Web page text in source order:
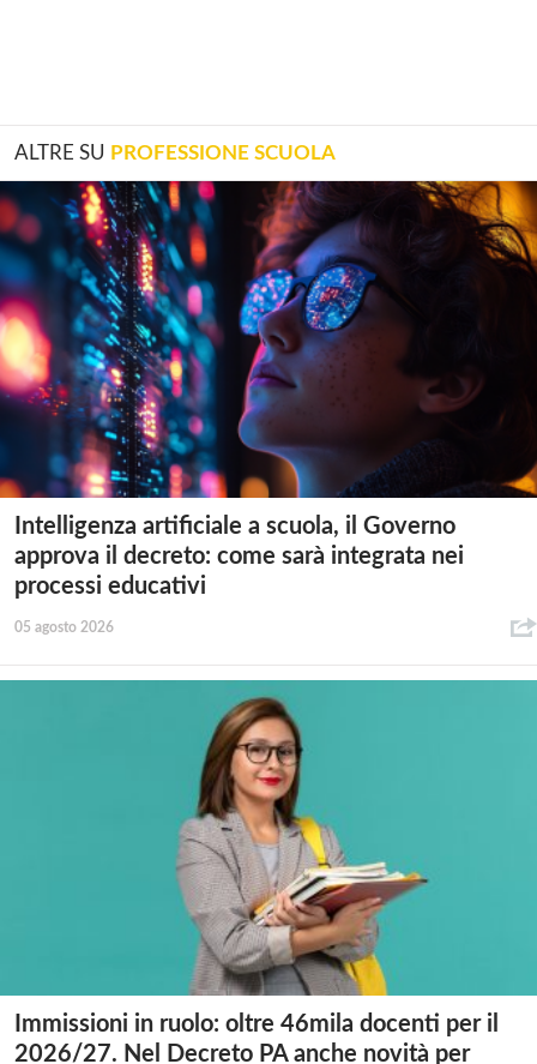
ALTRE SU PROFESSIONE SCUOLA
Intelligenza artificiale a scuola, il Governo
approva il decreto: come sarà integrata nei
processi educativi
05 agosto 2026
Immissioni in ruolo: oltre 46mila docenti per il
2026/27. Nel Decreto PA anche novità per